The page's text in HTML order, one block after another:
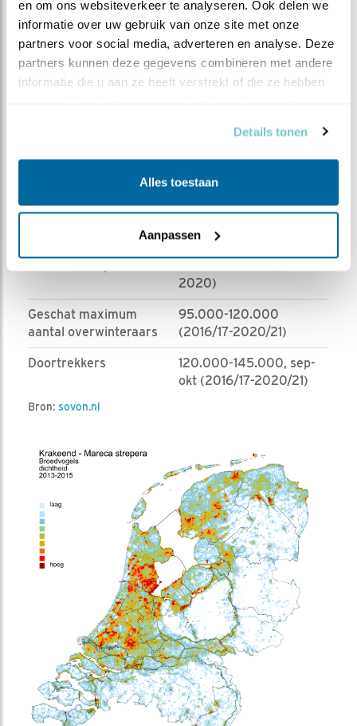
en om ons websiteverkeer te analyseren. Ook delen we
informatie over uw gebruik van onze site met onze
partners voor social media, adverteren en analyse. Deze
partners kunnen deze gegevens combineren met andere
informatie die u aan ze heeft verstrekt of die ze hebben
Details tonen
Alles toestaan
Aanpassen
trekvogel. Maar de soort heeft zich in de twintigste
eeuw enorm uitgebreid, van de steppen van
Aziatisch Rusland naar West-Europa, waar veel
wateren steeds voedselrijker en geschikter zijn
geworden als broedgebied. In 1973-77 broedden er
2000 al 6000-7000 paar. Nu zijn dat er nog veel
AANTALLEN IN NEDERLAND
2020)
Geschat maximum
aantal overwinteraars
95.000-120.000
(2016/17-2020/21)
Doortrekkers
120.000-145.000, sep-
okt (2016/17-2020/21)
Bron: sovon.nl